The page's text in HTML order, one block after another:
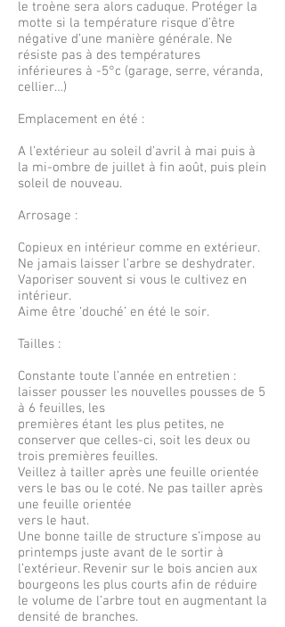
le troène sera alors caduque. Protéger la
motte si la température risque d’être
négative d’une manière générale. Ne
résiste pas à des températures
inférieures à -5°c (garage, serre, véranda,
cellier…)
Emplacement en été :
A l’extérieur au soleil d’avril à mai puis à
la mi-ombre de juillet à fin août, puis plein
soleil de nouveau.
Arrosage :
Copieux en intérieur comme en extérieur.
Ne jamais laisser l’arbre se deshydrater.
Vaporiser souvent si vous le cultivez en
intérieur.
Aime être ‘douché’ en été le soir.
Tailles :
Constante toute l’année en entretien :
laisser pousser les nouvelles pousses de 5
à 6 feuilles, les
premières étant les plus petites, ne
conserver que celles-ci, soit les deux ou
trois premières feuilles.
Veillez à tailler après une feuille orientée
vers le bas ou le coté. Ne pas tailler après
une feuille orientée
vers le haut.
Une bonne taille de structure s’impose au
printemps juste avant de le sortir à
l’extérieur. Revenir sur le bois ancien aux
bourgeons les plus courts afin de réduire
le volume de l’arbre tout en augmentant la
densité de branches.